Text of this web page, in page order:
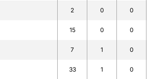
2 0 0
15 0 0
7 1 0
33 1 0